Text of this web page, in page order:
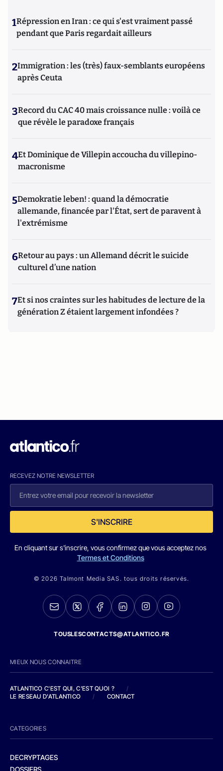
1Répression en Iran : ce qui s'est vraiment passé
pendant que Paris regardait ailleurs
2Immigration : les (très) faux-semblants européens
après Ceuta
3Record du CAC 40 mais croissance nulle : voilà ce
que révèle le paradoxe français
4Et Dominique de Villepin accoucha du villepino-
macronisme
5Demokratie leben! : quand la démocratie
allemande, financée par l'État, sert de paravent à
l'extrémisme
6Retour au pays : un Allemand décrit le suicide
culturel d’une nation
7Et si nos craintes sur les habitudes de lecture de la
génération Z étaient largement infondées ?
RECEVEZ NOTRE NEWSLETTER
S'INSCRIRE
En cliquant sur s'inscrire, vous confirmez que vous acceptez nos
Termes et Conditions
© 2026 Talmont Media SAS. tous droits réservés.
TOUSLESCONTACTS@ATLANTICO.FR
MIEUX NOUS CONNAITRE
ATLANTICO C'EST QUI, C'EST QUOI ?
/
LE RESEAU D'ATLANTICO
/ CONTACT
CATEGORIES
DECRYPTAGES
DOSSIERS